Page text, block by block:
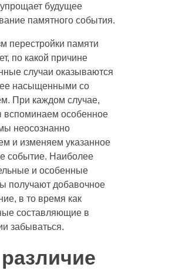
будущее
памятного события.
перестройки памяти
по какой причине
случаи оказываются
насыщенными со
При каждом случае,
вспоминаем особенное
неосознанно
и изменяем указанное
событие. Наиболее
и особенные
получают добавочное
в то время как
составляющие в
забываться.